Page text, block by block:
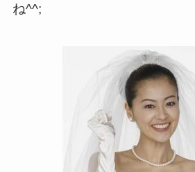
ね^^;